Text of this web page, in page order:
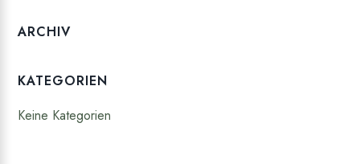
ARCHIV
KATEGORIEN
Keine Kategorien